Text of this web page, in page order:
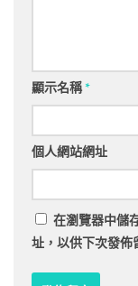
顯示名稱*
個人網站網址
在瀏覽器中儲
址，以供下次發佈